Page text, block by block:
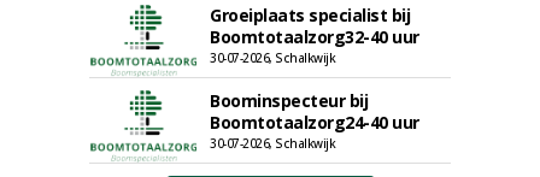
Groeiplaats specialist bij
Boomtotaalzorg32-40 uur
30-07-2026, Schalkwijk
Boominspecteur bij
Boomtotaalzorg24-40 uur
30-07-2026, Schalkwijk